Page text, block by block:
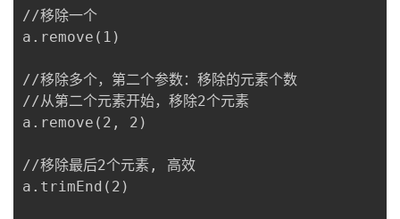
//移除一个
a.remove(1)
//移除多个，第二个参数：移除的元素个数
//从第二个元素开始，移除2个元素
a.remove(2, 2)
//移除最后2个元素, 高效
a.trimEnd(2)